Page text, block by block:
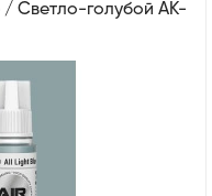
/ Светло-голубой АК-